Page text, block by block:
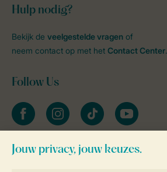
Hulp nodig?
Bekijk de veelgestelde vragen of
neem contact op met het Contact Center.
Follow Us
facebookinstagramtiktok youtube
Blijf op de hoogte